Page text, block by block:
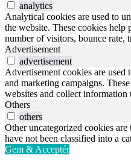
analytics
Analytical cookies are used to
the website. These cookies
number of visitors, bounce rate,
Advertisement
advertisement
Advertisement cookies are
and marketing campaigns.
websites and collect information
Others
others
Other uncategorized cookies are
have not been classified into a
Gem & Acceptér